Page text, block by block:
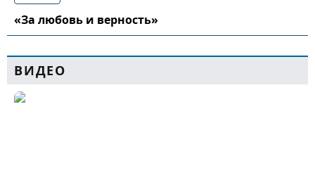
«За любовь и верность»
ВИДЕО